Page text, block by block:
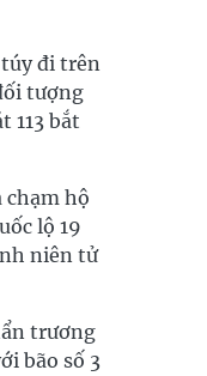
đi trên
tượng
113 bắt
chạm hộ
lộ 19
niên tử
trương
bão số 3